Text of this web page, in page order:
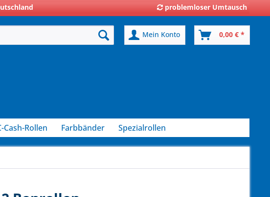
problemloser Umtausch
Mein Konto 0,00 € *
Cash-Rollen Farbbänder Spezialrollen